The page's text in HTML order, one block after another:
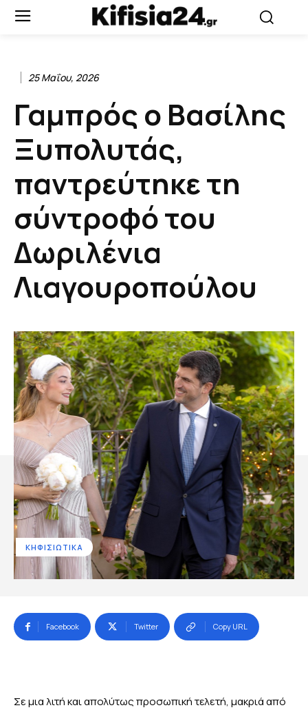
25 Μαΐου, 2026
Γαμπρός ο Βασίλης
Ξυπολυτάς,
παντρεύτηκε τη
σύντροφό του
Δωριλένια
Λιαγουροπούλου
ΚΗΦΙΣΙΩΤΙΚΑ
Facebook Twitter Copy URL
Σε μια λιτή και απολύτως προσωπική τελετή, μακριά από